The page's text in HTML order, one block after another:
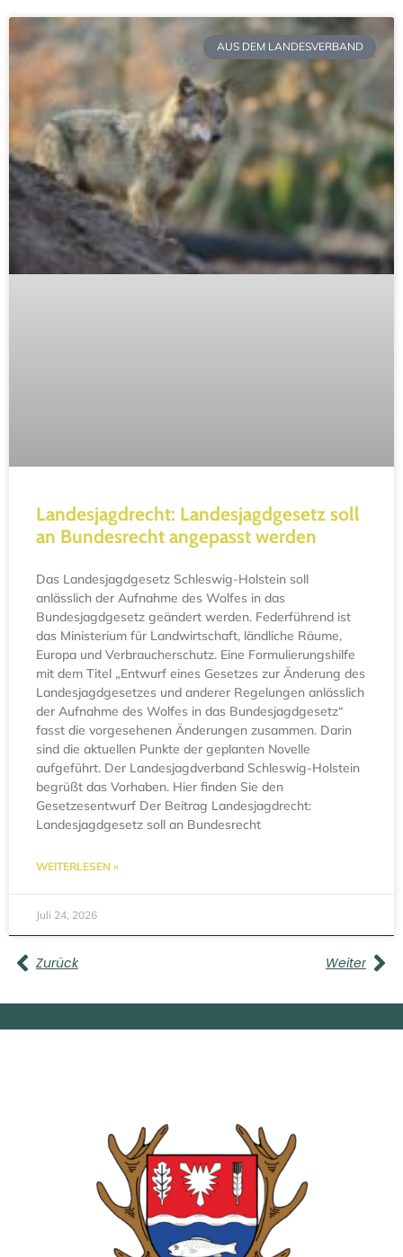
AUS DEM LANDESVERBAND
Landesjagdrecht: Landesjagdgesetz soll
an Bundesrecht angepasst werden
Das Landesjagdgesetz Schleswig-Holstein soll
anlässlich der Aufnahme des Wolfes in das
Bundesjagdgesetz geändert werden. Federführend ist
das Ministerium für Landwirtschaft, ländliche Räume,
Europa und Verbraucherschutz. Eine Formulierungshilfe
mit dem Titel „Entwurf eines Gesetzes zur Änderung des
Landesjagdgesetzes und anderer Regelungen anlässlich
der Aufnahme des Wolfes in das Bundesjagdgesetz“
fasst die vorgesehenen Änderungen zusammen. Darin
sind die aktuellen Punkte der geplanten Novelle
aufgeführt. Der Landesjagdverband Schleswig-Holstein
begrüßt das Vorhaben. Hier finden Sie den
Gesetzesentwurf Der Beitrag Landesjagdrecht:
Landesjagdgesetz soll an Bundesrecht
WEITERLESEN »
Juli 24, 2026
Zurück Weiter